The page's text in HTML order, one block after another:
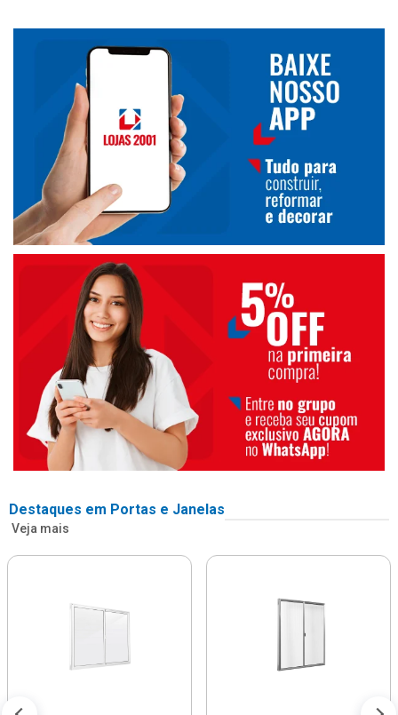
Destaques em Portas e Janelas
Veja mais